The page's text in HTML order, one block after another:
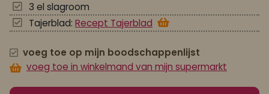
3 el slagroom
Tajerblad: Recept Tajerblad
voeg toe op mijn boodschappenlijst
voeg toe in winkelmand van mijn supermarkt